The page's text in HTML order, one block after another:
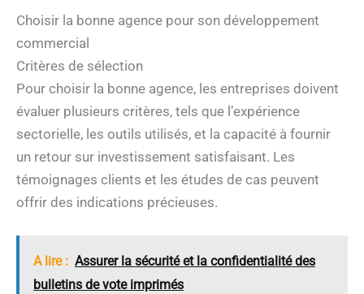
Choisir la bonne agence pour son développement
commercial
Critères de sélection
Pour choisir la bonne agence, les entreprises doivent
évaluer plusieurs critères, tels que l’expérience
sectorielle, les outils utilisés, et la capacité à fournir
un retour sur investissement satisfaisant. Les
témoignages clients et les études de cas peuvent
offrir des indications précieuses.
A lire : Assurer la sécurité et la confidentialité des
bulletins de vote imprimés